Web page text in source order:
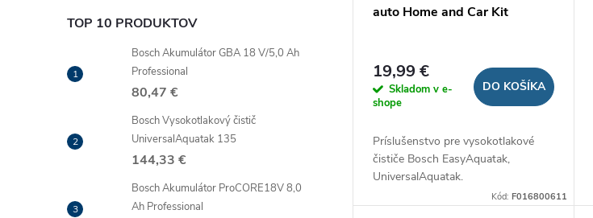
TOP 10 PRODUKTOV
Bosch Akumulátor GBA 18 V/5,0 Ah
Professional
80,47 €
Bosch Vysokotlakový čistič
UniversalAquatak 135
144,33 €
Bosch Akumulátor ProCORE18V 8,0
Ah Professional
auto Home and Car Kit
19,99 €
Skladom v e-
shope
DO KOŠÍKA
Príslušenstvo pre vysokotlakové
čističe Bosch EasyAquatak,
UniversalAquatak.
Kód:F016800611